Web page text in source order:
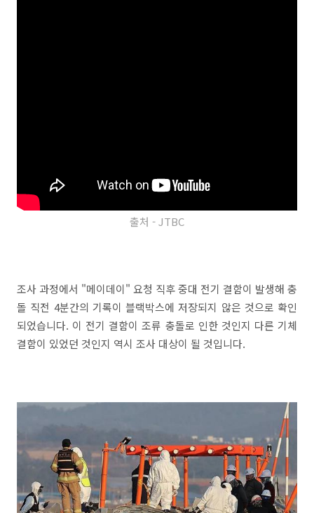
출처 - JTBC
조사 과정에서 "메이데이" 요청 직후 중대 전기 결함이 발생해 충
돌 직전 4분간의 기록이 블랙박스에 저장되지 않은 것으로 확인
되었습니다. 이 전기 결함이 조류 충돌로 인한 것인지 다른 기체
결함이 있었던 것인지 역시 조사 대상이 될 것입니다.